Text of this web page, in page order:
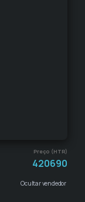
Preço (HTR)
420690
Ocultar vendedor